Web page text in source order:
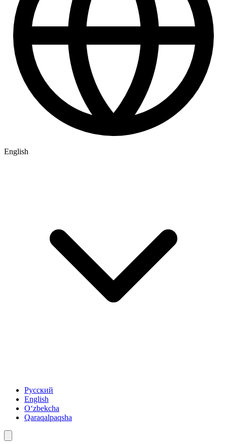
English
Русский
English
Oʻzbekcha
Qaraqalpaqsha